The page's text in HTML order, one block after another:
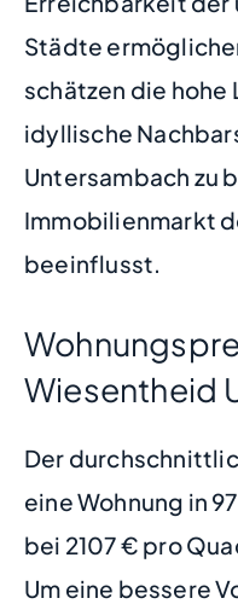
Städte
schätzen die
idyllische
Untersambach zu
Immobilienmarkt
beeinflusst.
Wiesentheid
Der
eine Wohnung in
bei 2107 € pro
Um eine bessere